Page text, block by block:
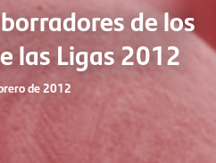
de los
las Ligas 2012
de 2012